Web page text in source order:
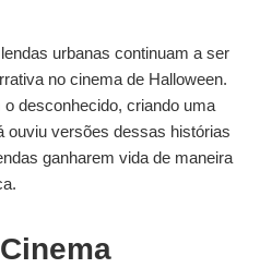
urbanas continuam a ser
no cinema de Halloween.
desconhecido, criando uma
ouviu versões dessas histórias
ganharem vida de maneira